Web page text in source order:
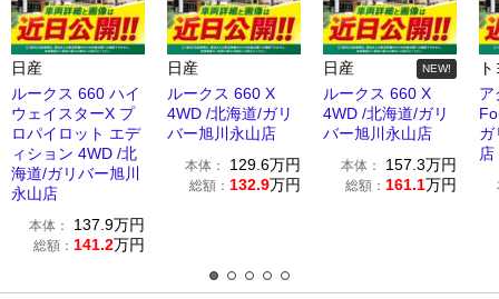
日産
ルークス 660 ハイ
ウェイスターX プ
ロパイロット エデ
ィション 4WD /北
海道/ガリバー旭川
永山店
本体： 137.9万円
総額： 141.2万円
日産
ルークス 660 X
4WD /北海道/ガリ
バー旭川永山店
本体： 129.6万円
総額： 132.9万円
日産 NEW!
ルークス 660 X
4WD /北海道/ガリ
バー旭川永山店
本体： 157.3万円
総額： 161.1万円
ア
ガ
店